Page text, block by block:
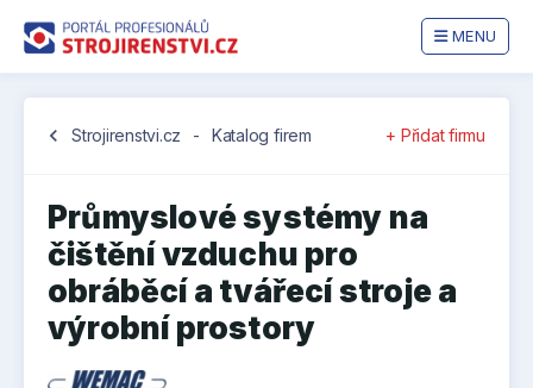
MENU
chevron_left Strojirenstvi.cz - Katalog firem + Přidat firmu
Průmyslové systémy na
čištění vzduchu pro
obráběcí a tvářecí stroje a
výrobní prostory